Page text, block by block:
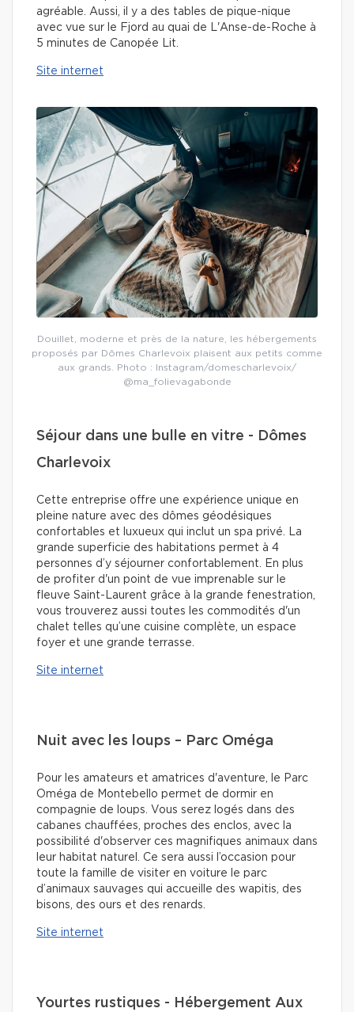
agréable. Aussi, il y a des tables de pique-nique
avec vue sur le Fjord au quai de L'Anse-de-Roche à
5 minutes de Canopée Lit.
Site internet
Douillet, moderne et près de la nature, les hébergements
proposés par Dômes Charlevoix plaisent aux petits comme
aux grands. Photo : Instagram/domescharlevoix/
@ma_folievagabonde
Séjour dans une bulle en vitre - Dômes
Charlevoix
Cette entreprise offre une expérience unique en
pleine nature avec des dômes géodésiques
confortables et luxueux qui inclut un spa privé. La
grande superficie des habitations permet à 4
personnes d’y séjourner confortablement. En plus
de profiter d'un point de vue imprenable sur le
fleuve Saint-Laurent grâce à la grande fenestration,
vous trouverez aussi toutes les commodités d'un
chalet telles qu’une cuisine complète, un espace
foyer et une grande terrasse.
Site internet
Nuit avec les loups – Parc Oméga
Pour les amateurs et amatrices d'aventure, le Parc
Oméga de Montebello permet de dormir en
compagnie de loups. Vous serez logés dans des
cabanes chauffées, proches des enclos, avec la
possibilité d'observer ces magnifiques animaux dans
leur habitat naturel. Ce sera aussi l’occasion pour
toute la famille de visiter en voiture le parc
d’animaux sauvages qui accueille des wapitis, des
bisons, des ours et des renards.
Site internet
Yourtes rustiques - Hébergement Aux